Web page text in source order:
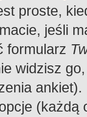
proste,
jeśli
formularz
widzisz